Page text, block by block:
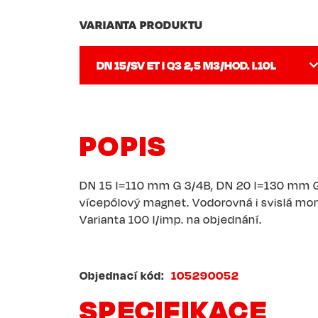
VARIANTA PRODUKTU
POPIS
DN 15 l=110 mm G 3/4B, DN 20 l=130 mm
vícepólový magnet. Vodorovná i svislá
Varianta 100 l/imp. na objednání.
Objednací kód 105290052
SPECIFIKACE